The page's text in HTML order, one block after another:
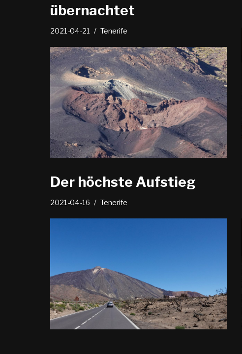
übernachtet
2021-04-21 Tenerife
Der höchste Aufstieg
2021-04-16 Tenerife